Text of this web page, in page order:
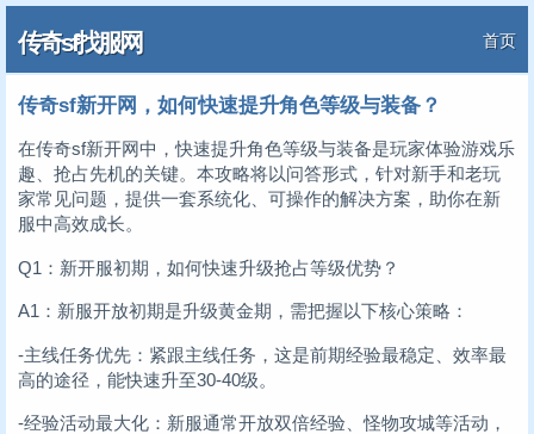
传奇sf找服网 首页
传奇sf新开网，如何快速提升角色等级与装备？
在传奇sf新开网中，快速提升角色等级与装备是玩家体验游戏乐
趣、抢占先机的关键。本攻略将以问答形式，针对新手和老玩
家常见问题，提供一套系统化、可操作的解决方案，助你在新
服中高效成长。
Q1：新开服初期，如何快速升级抢占等级优势？
A1：新服开放初期是升级黄金期，需把握以下核心策略：
-主线任务优先：紧跟主线任务，这是前期经验最稳定、效率最
高的途径，能快速升至30-40级。
-经验活动最大化：新服通常开放双倍经验、怪物攻城等活动，